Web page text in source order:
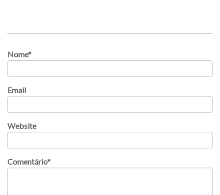
Nome*
Email
Website
Comentário*